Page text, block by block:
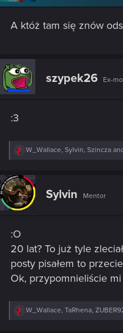
n
:
A któż tam się znów
szypek26 Ex-
:3
R
c
t
i
o
W_Wallace, Sylvin, Szincza
Sylvin Mentor
:O
20 lat? To już tyle
posty pisałem to
Ok, przypomnieliście
R
W_Wallace, TaRhena,